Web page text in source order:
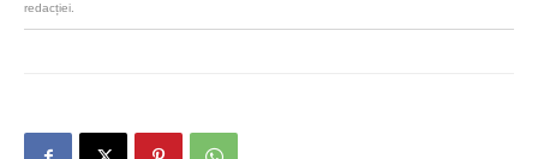
redacției.